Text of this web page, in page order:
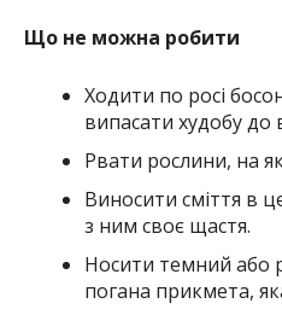
Що не можна робити
Ходити по росі
випасати худобу до
Рвати рослини, на
Виносити сміття в
з ним своє щастя.
Носити темний або
погана прикмета,